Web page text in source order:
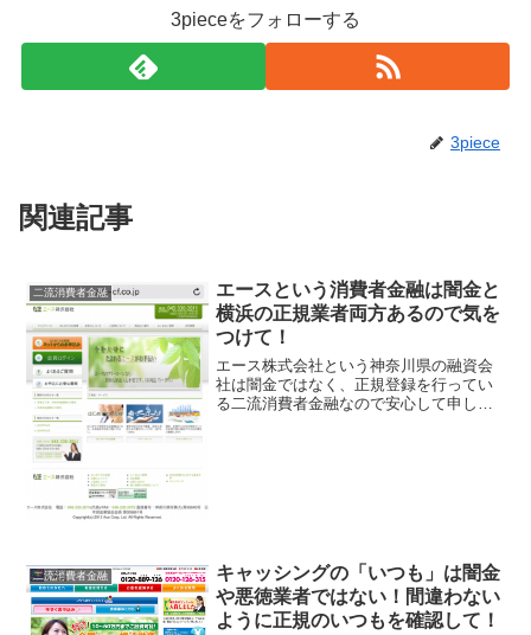
3pieceをフォローする
3piece
関連記事
二流消費者金融
エースという消費者金融は闇金と
横浜の正規業者両方あるので気を
つけて！
エース株式会社という神奈川県の融資会
社は闇金ではなく、正規登録を行ってい
る二流消費者金融なので安心して申し込
二流消費者金融
キャッシングの「いつも」は闇金
や悪徳業者ではない！間違わない
ように正規のいつもを確認して！